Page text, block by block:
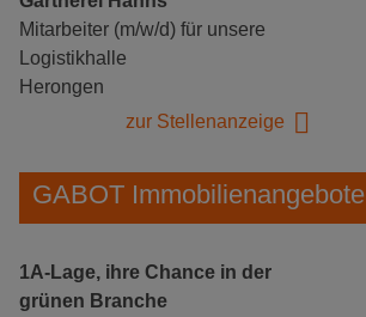
Mitarbeiter (m/w/d) für unsere
Logistikhalle
Herongen
zur Stellenanzeige
GABOT Immobilienangebote
1A-Lage, ihre Chance in der
grünen Branche